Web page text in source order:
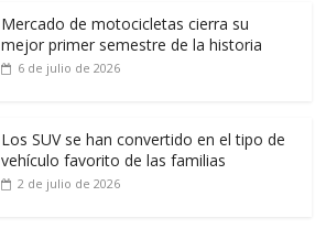
Mercado de motocicletas cierra su
mejor primer semestre de la historia
6 de julio de 2026
Los SUV se han convertido en el tipo de
vehículo favorito de las familias
2 de julio de 2026